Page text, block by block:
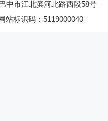
中市江北滨河北路西段58号
站标识码：5119000040